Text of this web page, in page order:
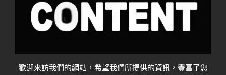
歡迎來訪我們的網站，希望我們所提供的資訊，豐富了您